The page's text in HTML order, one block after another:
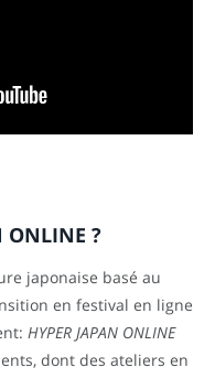
ONLINE ?
japonaise basé au
en festival en ligne
HYPER JAPAN ONLINE
dont des ateliers en